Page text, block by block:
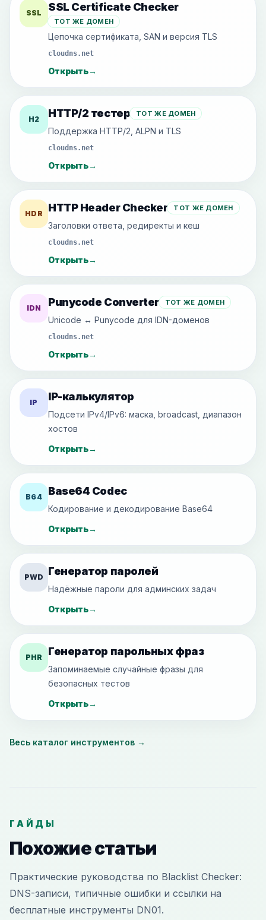
SSL SSL Certificate Checker
ТОТ ЖЕ ДОМЕН
Цепочка сертификата, SAN и версия TLS
cloudns.net
Открыть→
H2 HTTP/2 тестер ТОТ ЖЕ ДОМЕН
Поддержка HTTP/2, ALPN и TLS
cloudns.net
Открыть→
HDR HTTP Header Checker ТОТ ЖЕ ДОМЕН
Заголовки ответа, редиректы и кеш
cloudns.net
Открыть→
IDN Punycode Converter ТОТ ЖЕ ДОМЕН
Unicode ↔ Punycode для IDN-доменов
cloudns.net
Открыть→
IP IP-калькулятор
Подсети IPv4/IPv6: маска, broadcast, диапазон
хостов
Открыть→
B64 Base64 Codec
Кодирование и декодирование Base64
Открыть→
PWD Генератор паролей
Надёжные пароли для админских задач
Открыть→
PHR Генератор парольных фраз
Запоминаемые случайные фразы для
безопасных тестов
Открыть→
Весь каталог инструментов →
ГАЙДЫ
Похожие статьи
Практические руководства по Blacklist Checker:
DNS-записи, типичные ошибки и ссылки на
бесплатные инструменты DN01.